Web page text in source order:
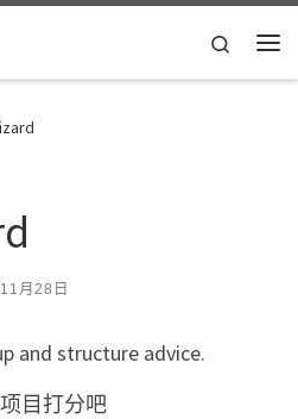
Search
月28日
and structure advice.
目打分吧